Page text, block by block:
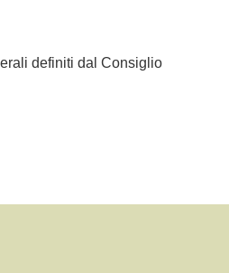
definiti dal Consiglio